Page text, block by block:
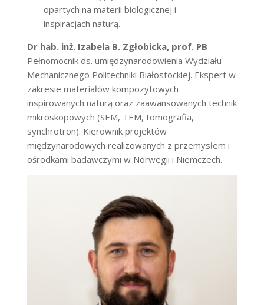
opartych na materii biologicznej i
inspiracjach naturą.
Dr hab. inż. Izabela B. Zgłobicka, prof. PB –
Pełnomocnik ds. umiędzynarodowienia Wydziału
Mechanicznego Politechniki Białostockiej. Ekspert w
zakresie materiałów kompozytowych
inspirowanych naturą oraz zaawansowanych technik
mikroskopowych (SEM, TEM, tomografia,
synchrotron). Kierownik projektów
międzynarodowych realizowanych z przemysłem i
ośrodkami badawczymi w Norwegii i Niemczech.